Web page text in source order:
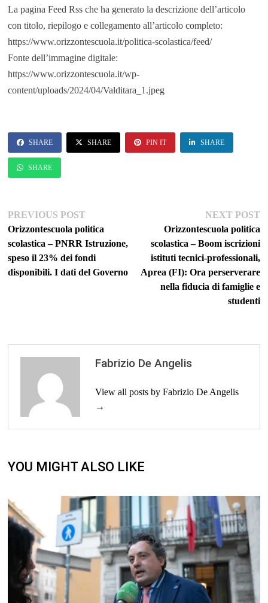
La pagina Feed Rss che ha generato la descrizione dell’articolo
con titolo, riepilogo e collegamento all’articolo completo:
https://www.orizzontescuola.it/politica-scolastica/feed/
Fonte dell’immagine digitale:
https://www.orizzontescuola.it/wp-
content/uploads/2024/04/Valditara_1.jpeg
SHARE SHARE PIN IT SHARE
SHARE
Navigazione
articoli
PREVIOUS POSTPrevious
post:
Orizzontescuola politica
scolastica – PNRR Istruzione,
speso il 23% dei fondi
disponibili. I dati del Governo
NEXT POST
Orizzontescuola politica
scolastica – Boom iscrizioni
istituti tecnici-professionali,
Aprea (FI): Ora perserverare
nella fiducia di famiglie e
studenti
Fabrizio De Angelis
View all posts by Fabrizio De Angelis
→
YOU MIGHT ALSO LIKE